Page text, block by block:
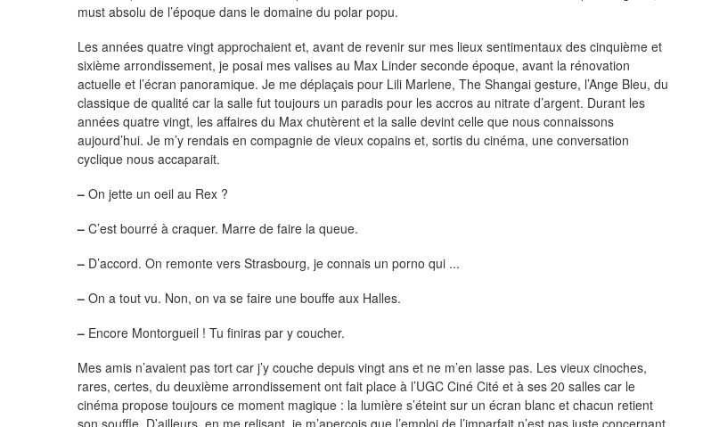
must absolu de l’époque dans le domaine du polar popu.
Les années quatre vingt approchaient et, avant de revenir sur mes lieux sentimentaux des cinquième et
sixième arrondissement, je posai mes valises au Max Linder seconde époque, avant la rénovation
actuelle et l’écran panoramique. Je me déplaçais pour Lili Marlene, The Shangai gesture, l’Ange Bleu, du
classique de qualité car la salle fut toujours un paradis pour les accros au nitrate d’argent. Durant les
années quatre vingt, les affaires du Max chutèrent et la salle devint celle que nous connaissons
aujourd’hui. Je m’y rendais en compagnie de vieux copains et, sortis du cinéma, une conversation
cyclique nous accaparait.
– On jette un oeil au Rex ?
– C’est bourré à craquer. Marre de faire la queue.
– D’accord. On remonte vers Strasbourg, je connais un porno qui ...
– On a tout vu. Non, on va se faire une bouffe aux Halles.
– Encore Montorgueil ! Tu finiras par y coucher.
Mes amis n’avaient pas tort car j’y couche depuis vingt ans et ne m’en lasse pas. Les vieux cinoches,
rares, certes, du deuxième arrondissement ont fait place à l’UGC Ciné Cité et à ses 20 salles car le
cinéma propose toujours ce moment magique : la lumière s’éteint sur un écran blanc et chacun retient
son souffle. D’ailleurs, en me relisant, je m’aperçois que l’emploi de l’imparfait n’est pas juste concernant